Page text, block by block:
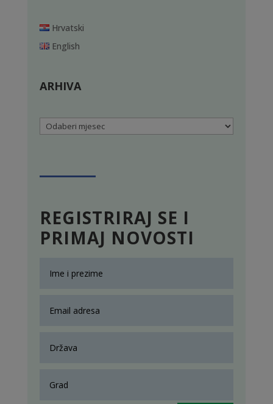
Hrvatski
English
ARHIVA
Arhiva
REGISTRIRAJ SE I
PRIMAJ NOVOSTI